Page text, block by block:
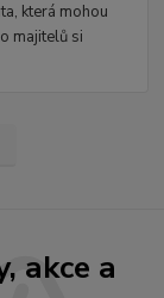
která mohou
majitelů si
akce a